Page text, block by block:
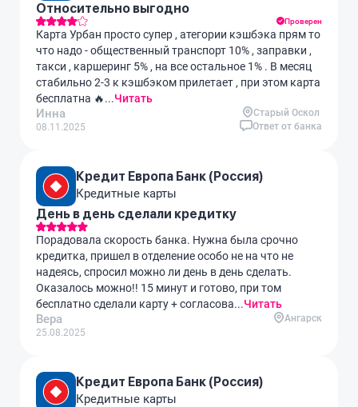
Относительно выгодно
Проверен
Карта Урбан просто супер , атегории кэшбэка прям то
что надо - общественный транспорт 10% , заправки ,
такси , каршеринг 5% , на все остальное 1% . В месяц
стабильно 2-3 к кэшбэком прилетает , при этом карта
бесплатна 🔥...Читать
Инна
08.11.2025
Старый Оскол
Ответ от банка
Кредит Европа Банк (Россия)
Кредитные карты
День в день сделали кредитку
Порадовала скорость банка. Нужна была срочно
кредитка, пришел в отделение особо не на что не
надеясь, спросил можно ли день в день сделать.
Оказалось можно!! 15 минут и готово, при том
бесплатно сделали карту + согласова...Читать
Вера
25.08.2025
Ангарск
Кредит Европа Банк (Россия)
Кредитные карты